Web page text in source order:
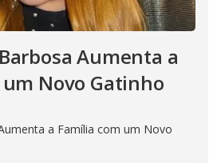
Aumenta a
Novo Gatinho
a Família com um Novo